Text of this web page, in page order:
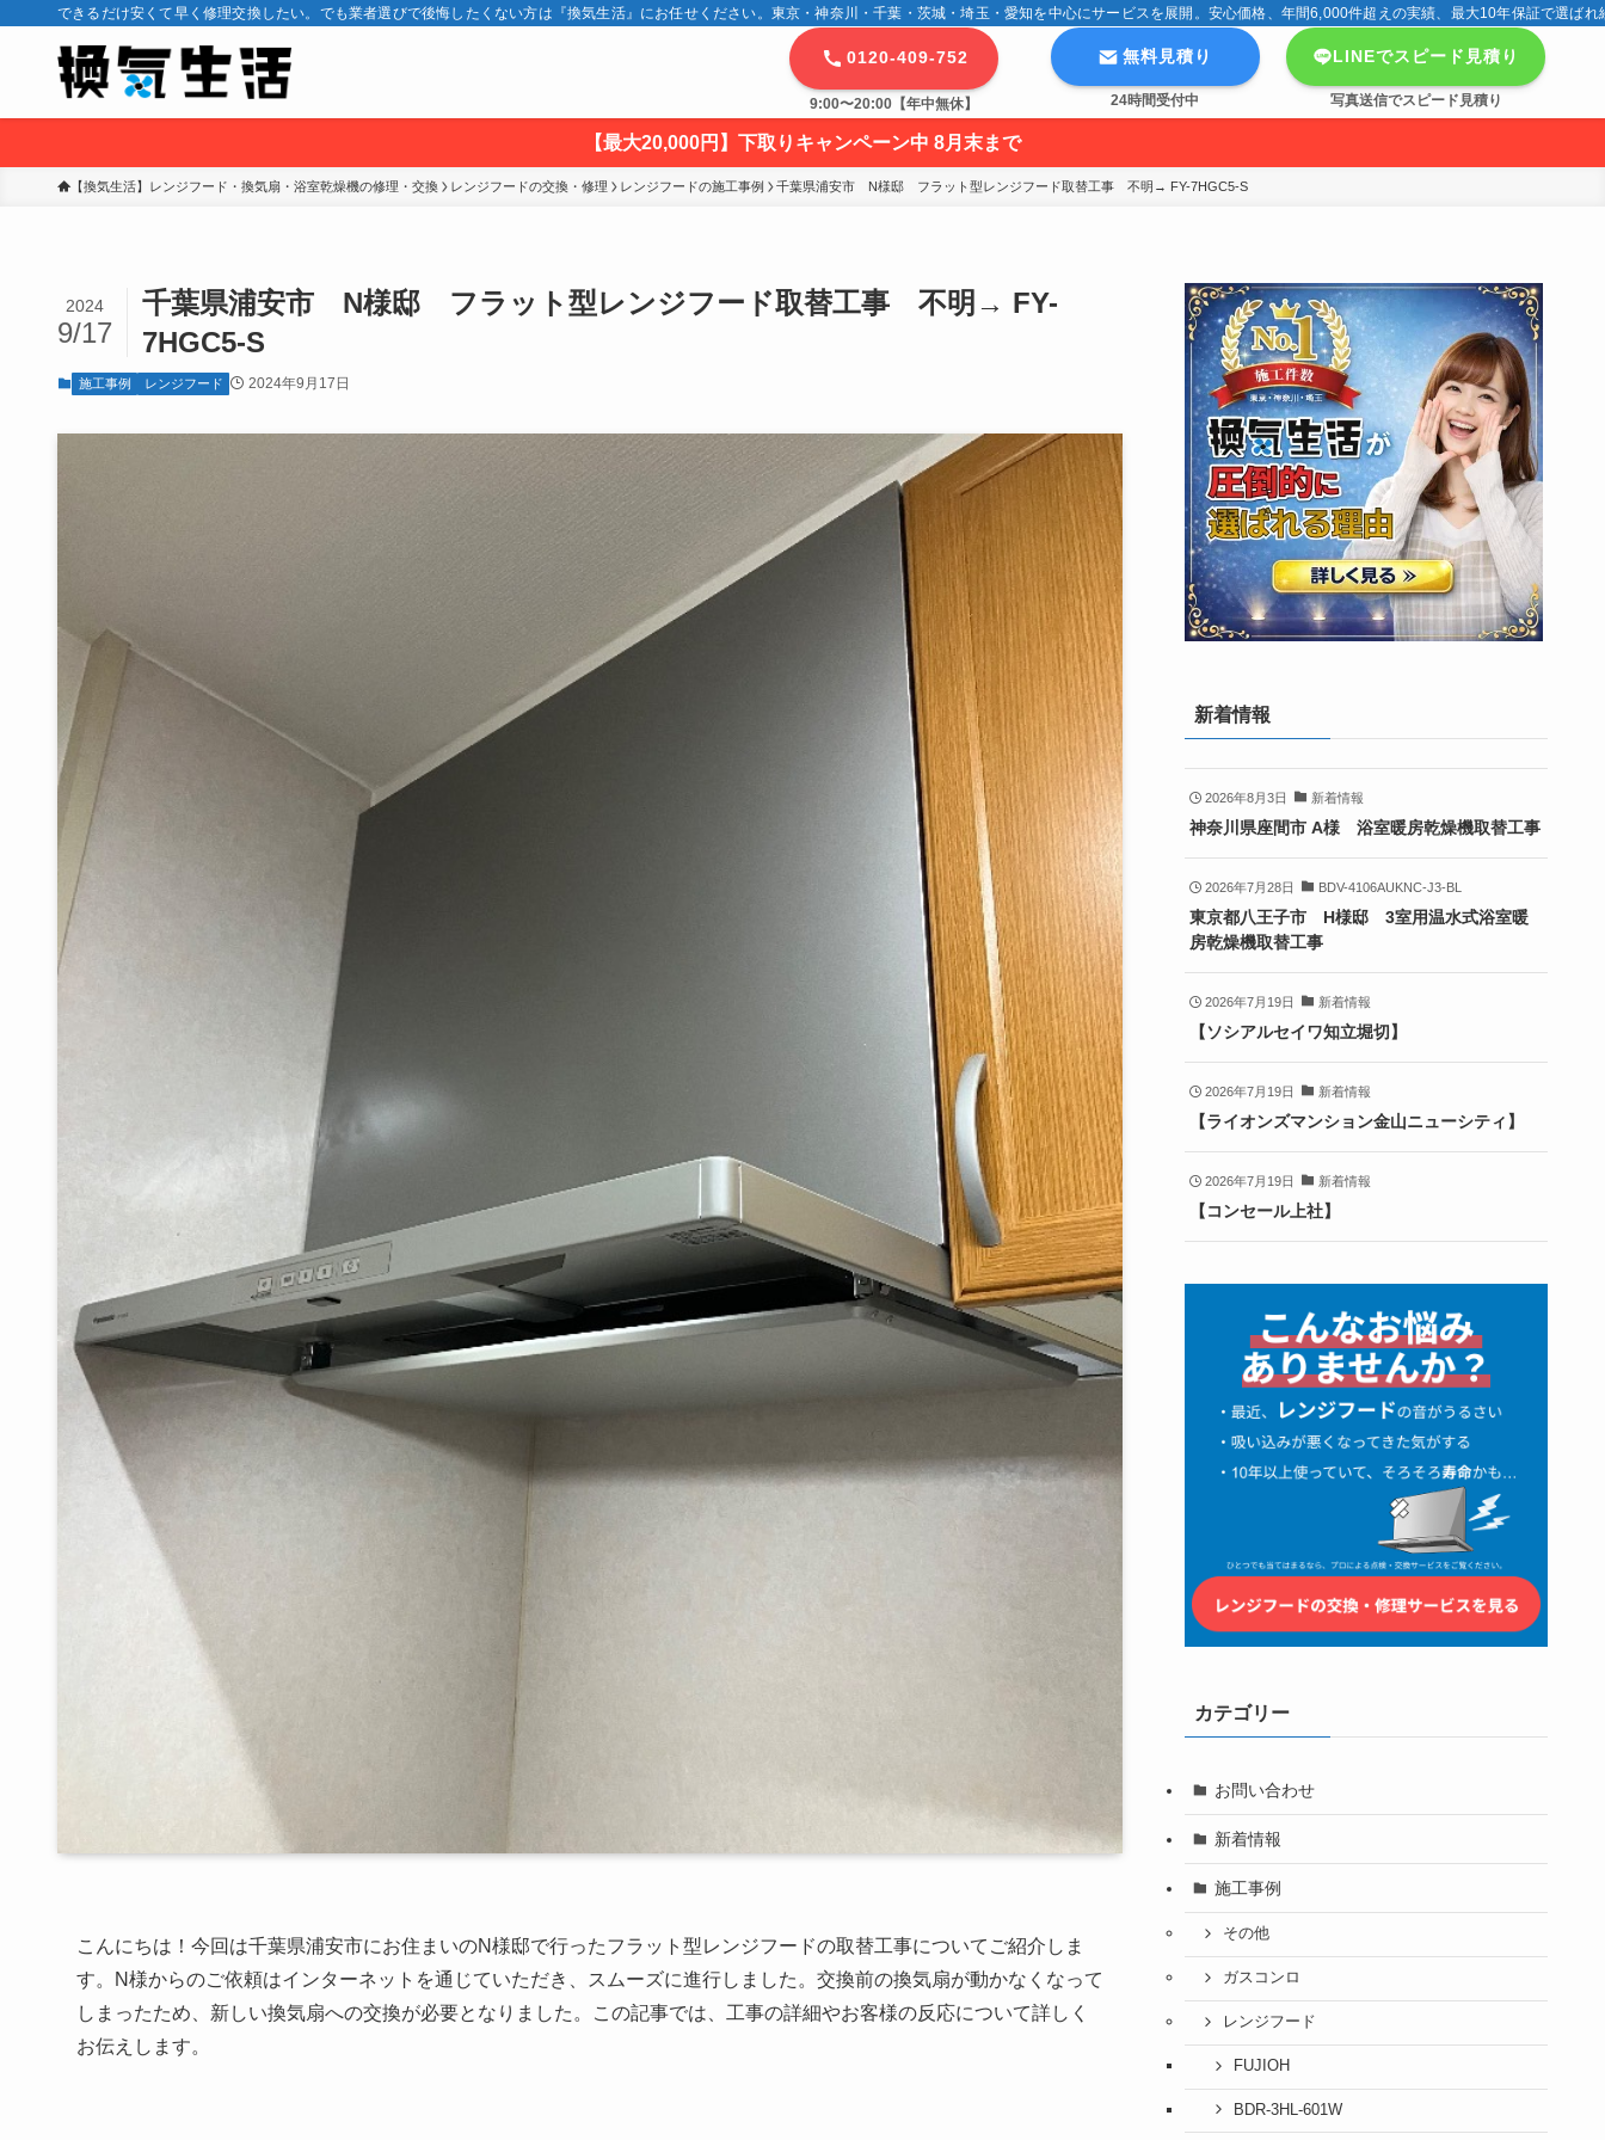
できるだけ安くて早く修理交換したい。でも業者選びで後悔したくない方は『換気生活』にお任せください。東京・神奈川・千葉・茨城・埼玉・愛知を中心にサービスを展開。安心価格、年間6,000件超えの実績、最大10年保証で選ばれ
0120-409-752
9:00〜20:00【年中無休】
無料見積り
24時間受付中
LINEでスピード見積り
写真送信でスピード見積り
【最大20,000円】下取りキャンペーン中 8月末まで
【換気生活】レンジフード・換気扇・浴室乾燥機の修理・交換 レンジフードの交換・修理 レンジフードの施工事例 千葉県浦安市　N様邸　フラット型レンジフード取替工事　不明→ FY-7HGC5-S
千葉県浦安市 N様邸 フラット型レンジフード取替工事 不明→ FY-
7HGC5-S
2024
9/17
施工事例 レンジフード 2024年9月17日
こんにちは！今回は千葉県浦安市にお住まいのN様邸で行ったフラット型レンジフードの取替工事についてご紹介しま
す。N様からのご依頼はインターネットを通じていただき、スムーズに進行しました。交換前の換気扇が動かなくなって
しまったため、新しい換気扇への交換が必要となりました。この記事では、工事の詳細やお客様の反応について詳しく
お伝えします。
新着情報
2026年8月3日 新着情報
神奈川県座間市 A様 浴室暖房乾燥機取替工事
2026年7月28日 BDV-4106AUKNC-J3-BL
東京都八王子市 H様邸 3室用温水式浴室暖
房乾燥機取替工事
2026年7月19日 新着情報
【ソシアルセイワ知立堀切】
2026年7月19日 新着情報
【ライオンズマンション金山ニューシティ】
2026年7月19日 新着情報
【コンセール上社】
カテゴリー
お問い合わせ
新着情報
施工事例
その他
ガスコンロ
レンジフード
FUJIOH
BDR-3HL-601W